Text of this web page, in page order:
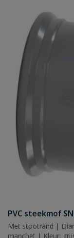
PVC steekmof
Met stootrand |
manchet | Kleur: